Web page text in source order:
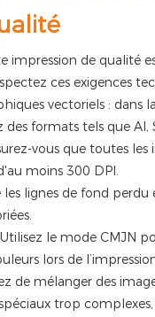
impression de qualité
ces exigences
vectoriels : dans
des formats tels que AI,
vous que toutes les
moins 300 DPI.
les lignes de fond perdu
le mode CMJN
lors de
de mélanger des
trop